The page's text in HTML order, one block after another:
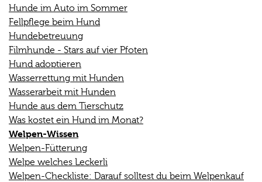
Hunde im Auto im Sommer
Fellpflege beim Hund
Hundebetreuung
Filmhunde - Stars auf vier Pfoten
Hund adoptieren
Wasserrettung mit Hunden
Wasserarbeit mit Hunden
Hunde aus dem Tierschutz
Was kostet ein Hund im Monat?
Welpen-Wissen
Welpen-Fütterung
Welpe welches Leckerli
Welpen-Checkliste: Darauf solltest du beim Welpenkauf